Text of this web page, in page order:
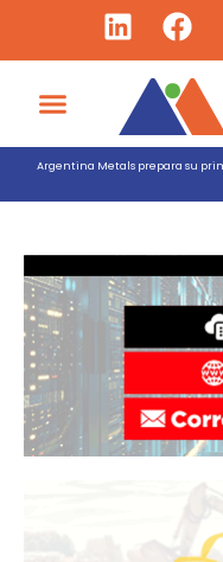
Argentina Metals prepara su